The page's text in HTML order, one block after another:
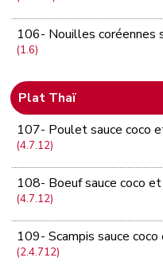
106- Nouilles coréennes
(1.6)
Plat Thaï
107- Poulet sauce coco
(4.7.12)
108- Boeuf sauce coco
(4.7.12)
109- Scampis sauce
(2.4.712)